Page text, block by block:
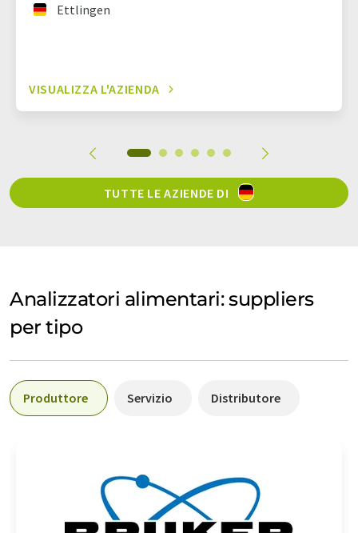
Ettlingen
VISUALIZZA L'AZIENDA
TUTTE LE AZIENDE DI
Analizzatori alimentari: suppliers
per tipo
Produttore Servizio Distributore